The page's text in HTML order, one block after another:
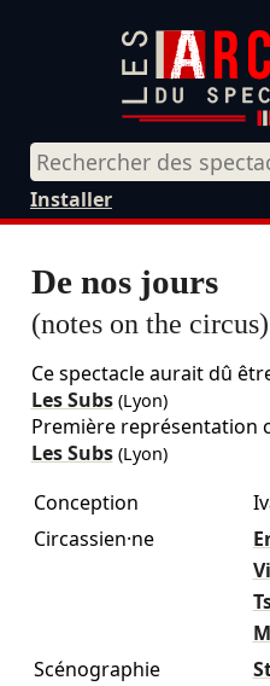
Installer
De nos jours
(notes on the circus)
Ce spectacle aurait dû
Les Subs(Lyon)
Première représentation
Les Subs(Lyon)
Conception
Circassien·ne
Scénographie